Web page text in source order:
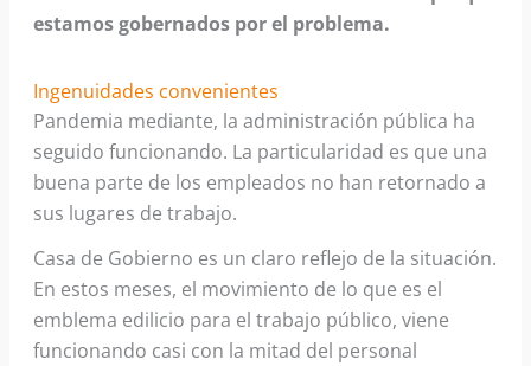
estamos gobernados por el problema.
Ingenuidades convenientes
Pandemia mediante, la administración pública ha
seguido funcionando. La particularidad es que una
buena parte de los empleados no han retornado a
sus lugares de trabajo.
Casa de Gobierno es un claro reflejo de la situación.
En estos meses, el movimiento de lo que es el
emblema edilicio para el trabajo público, viene
funcionando casi con la mitad del personal